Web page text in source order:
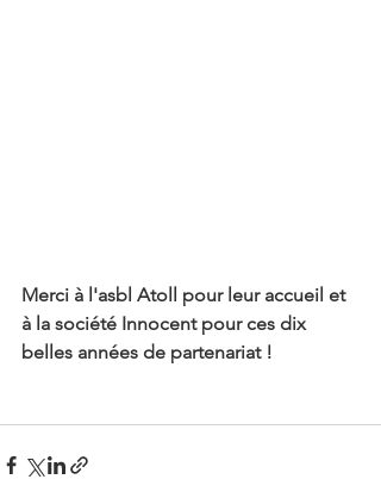
Merci à l'asbl Atoll pour leur accueil et
à la société Innocent pour ces dix
belles années de partenariat !